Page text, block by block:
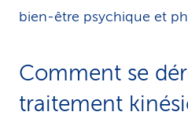
bien-être psychique et
Comment se
traitement